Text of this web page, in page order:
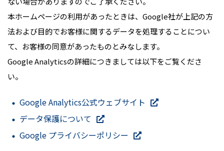
本ホームページの利用があったときは、Google社が上記の方
法および目的でお客様に関するデータを処理することについ
て、お客様の同意があったものとみなします。
Google Analyticsの詳細につきましては以下をご覧くださ
い。
Google Analytics公式ウェブサイト
データ保護について
Google プライバシーポリシー